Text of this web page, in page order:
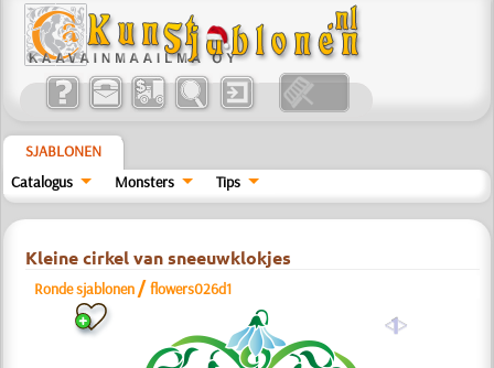
SJABLONEN
Catalogus
Monsters Tips
Kleine cirkel van sneeuwklokjes
Ronde sjablonen /flowers026d1
a